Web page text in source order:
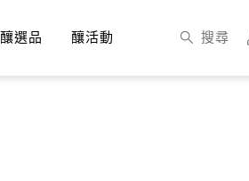
釀選品 釀活動 搜尋